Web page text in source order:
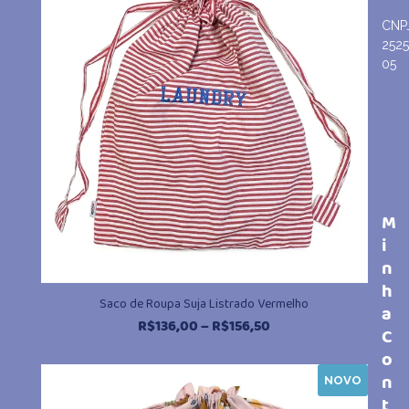
Saco de Roupa Suja Listrado Vermelho
R$136,00–R$156,50
preço:
R$136,00NOVO
05
M
i
n
h
a
C
o
n